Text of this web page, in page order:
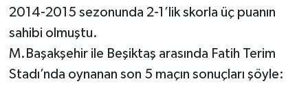
2014-2015 sezonunda 2-1’lik skorla üç puanın
sahibi olmuştu.
M.Başakşehir ile Beşiktaş arasında Fatih Terim
Stadı’nda oynanan son 5 maçın sonuçları şöyle: